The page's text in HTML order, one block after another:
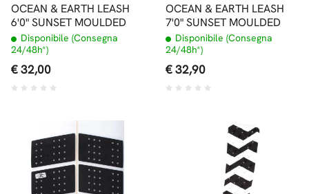
OCEAN & EARTH LEASH
6'0" SUNSET MOULDED
Disponibile (Consegna
24/48h*)
€ 32,00
OCEAN & EARTH LEASH
7'0" SUNSET MOULDED
Disponibile (Consegna
24/48h*)
€ 32,90